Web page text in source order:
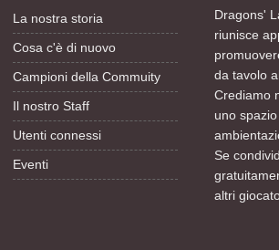
La nostra storia
Cosa c'è di nuovo
Campioni della Commuity
Il nostro Staff
Utenti connessi
Eventi
Dragons'
riunisce
da tavolo
Crediamo
uno
Se
altri